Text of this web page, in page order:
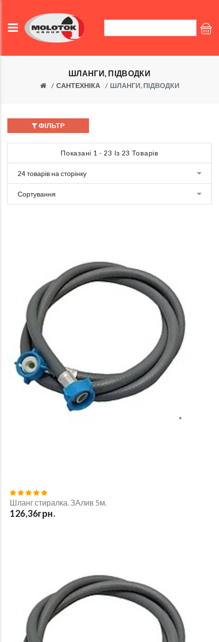
ШЛАНГИ, ПІДВОДКИ
САНТЕХНІКА ШЛАНГИ, ПІДВОДКИ
ФІЛЬТР
Показані 1 - 23 Із 23 Товарів
Шланг стиралка. ЗАлив 5м.
126,36грн.